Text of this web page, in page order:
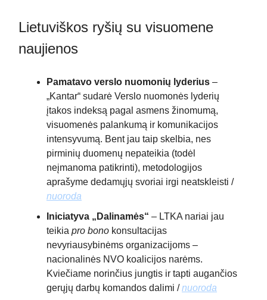
Lietuviškos ryšių su visuomene
naujienos
Pamatavo verslo nuomonių lyderius –
„Kantar“ sudarė Verslo nuomonės lyderių
įtakos indeksą pagal asmens žinomumą,
visuomenės palankumą ir komunikacijos
intensyvumą. Bent jau taip skelbia, nes
pirminių duomenų nepateikia (todėl
neįmanoma patikrinti), metodologijos
aprašyme dedamųjų svoriai irgi neatskleisti /
nuoroda
Iniciatyva „Dalinamės“ – LTKA nariai jau
teikia pro bono konsultacijas
nevyriausybinėms organizacijoms –
nacionalinės NVO koalicijos narėms.
Kviečiame norinčius jungtis ir tapti augančios
gerųjų darbų komandos dalimi /nuoroda